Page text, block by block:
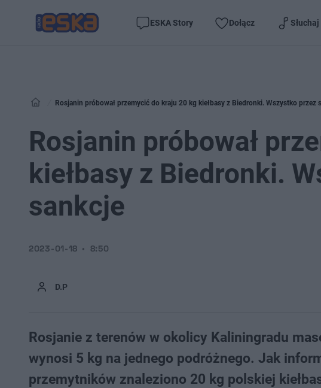
ESKA Story Dołącz Słuchaj
Rosjanin próbował przemycić do kraju 20 kg kiełbasy z Biedronki. Wszystko przez
Rosjanin próbował
kiełbasy z Biedronki.
sankcje
D.P
2023-01-18 8:50
Rosjanie z terenów w okolicy Kaliningradu
wynosi 5 kg na jednego podróżnego. Jak
przemytników znaleziono 20 kg polskiej